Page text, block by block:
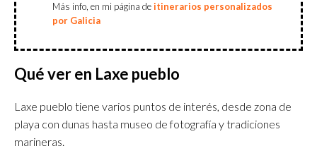
Más info, en mi página deitinerarios personalizados
por Galicia
Qué ver en Laxe pueblo
Laxe pueblo tiene varios puntos de interés, desde zona de
playa con dunas hasta museo de fotografía y tradiciones
marineras.